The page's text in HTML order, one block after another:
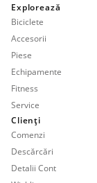
Explorează
Biciclete
Accesorii
Piese
Echipamente
Fitness
Service
Clienți
Comenzi
Descărcări
Detalii Cont